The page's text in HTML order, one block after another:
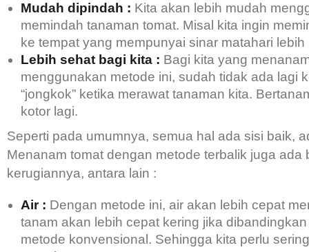
Mudah dipindah : Kita akan lebih mudah
memindah tanaman tomat. Misal kita ingin
ke tempat yang mempunyai sinar matahari
Lebih sehat bagi kita : Bagi kita yang
menggunakan metode ini, sudah tidak ada lagi
“jongkok” ketika merawat tanaman kita.
kotor lagi.
Seperti pada umumnya, semua hal ada sisi baik,
Menanam tomat dengan metode terbalik juga ada
kerugiannya, antara lain :
Air : Dengan metode ini, air akan lebih cepat
tanam akan lebih cepat kering jika
metode konvensional. Sehingga kita perlu